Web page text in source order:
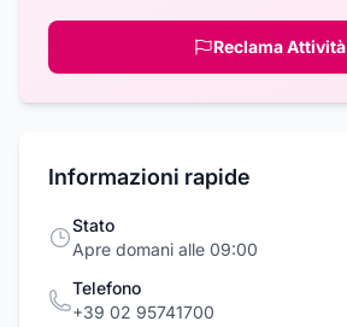
Reclama Attività
Informazioni rapide
Stato
Apre domani alle 09:00
Telefono
+39 02 95741700